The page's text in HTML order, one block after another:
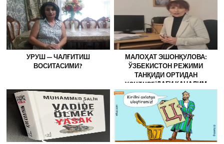
УРУШ — ЧАЛҒИТИШ
ВОСИТАСИМИ?
МАЛОҲАТ ЭШОНҚУЛОВА:
ЎЗБЕКИСТОН РЕЖИМИ
ТАНҚИДИ ОРТИДАН
YOUTUBE’ДАГИ КАНАЛИМ
ЁПИЛДИ